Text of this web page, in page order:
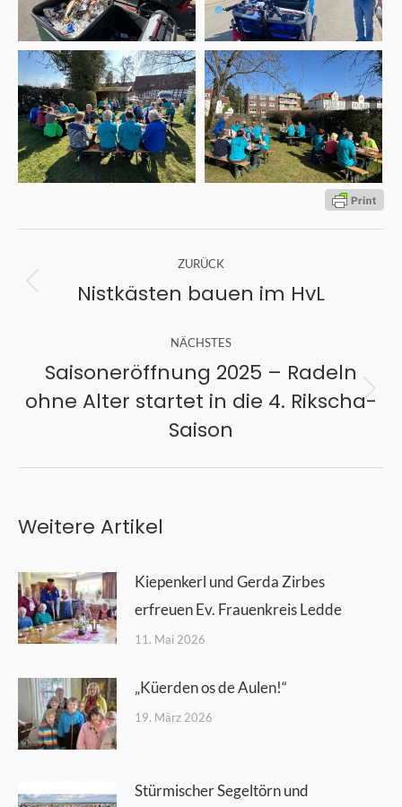
ZURÜCK
Vorheriger
Nistkästen bauen im HvL
NÄCHSTES
Nächster
Beitrag:
Saisoneröffnung 2025 – Radeln
ohne Alter startet in die 4. Rikscha-
Saison
Weitere Artikel
Kiepenkerl und Gerda Zirbes
erfreuen Ev. Frauenkreis Ledde
11. Mai 2026
„Küerden os de Aulen!“
19. März 2026
Stürmischer Segeltörn und